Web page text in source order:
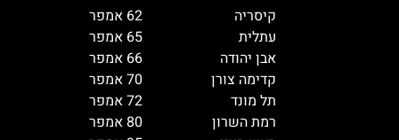
62 אמפר
65 אמפר
66 אמפר
70 אמפר
72 אמפר
80 אמפר
קיסריה
עתלית
אבן יהודה
קדימה צורן
תל מונד
רמת השרון